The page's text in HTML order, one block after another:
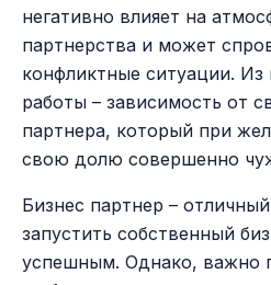
негативно влияет на
партнерства и может
конфликтные ситуации.
работы – зависимость от
партнера, который при
свою долю совершенно
Бизнес партнер –
запустить собственный
успешным. Однако, важно